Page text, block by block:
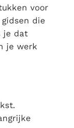
voor
die
je dat
je werk